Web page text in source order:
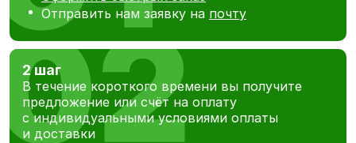
Отправить нам заявку на почту
2 шаг
В течение короткого времени вы получите
предложение или счёт на оплату
с индивидуальными условиями оплаты
и доставки